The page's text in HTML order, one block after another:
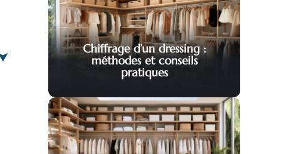
Chiffrage d’un dressing :
méthodes et conseils
pratiques